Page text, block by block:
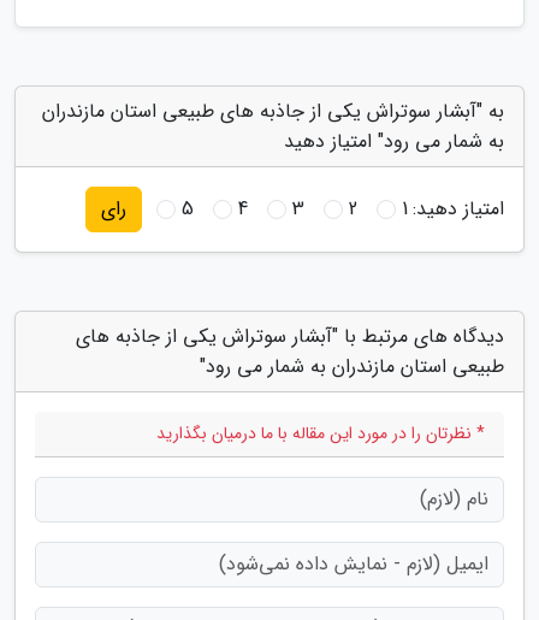
به "آبشار سوتراش یکی از جاذبه های طبیعی استان مازندران
به شمار می رود" امتیاز دهید
امتیاز دهید:1
2
3
4
5 رای
دیدگاه های مرتبط با "آبشار سوتراش یکی از جاذبه های
طبیعی استان مازندران به شمار می رود"
* نظرتان را در مورد این مقاله با ما درمیان بگذارید